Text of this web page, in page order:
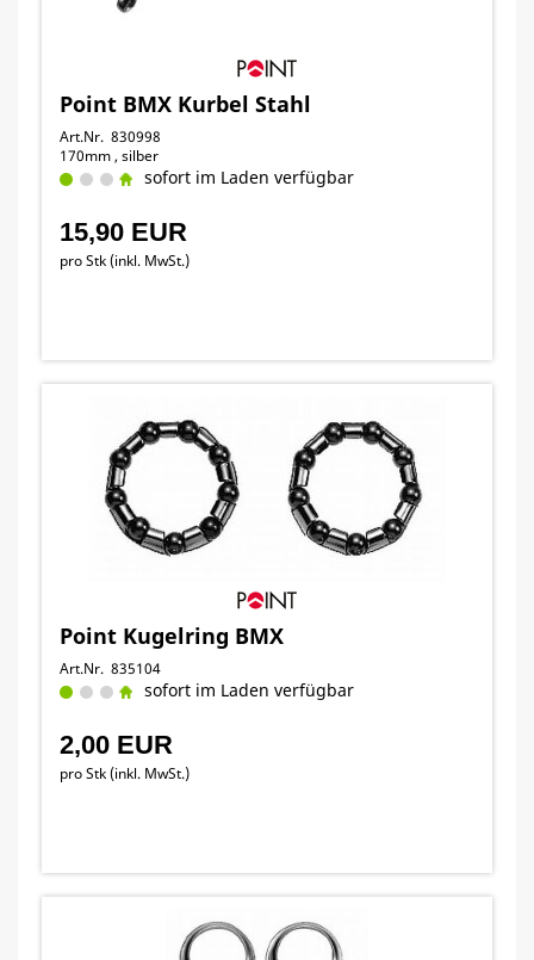
Point BMX Kurbel Stahl
Art.Nr. 830998
170mm , silber
sofort im Laden verfügbar
15,90 EUR
pro Stk (inkl. MwSt.)
Point Kugelring BMX
Art.Nr. 835104
sofort im Laden verfügbar
2,00 EUR
pro Stk (inkl. MwSt.)